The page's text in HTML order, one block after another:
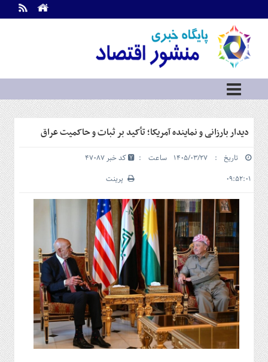
اطلاعات
تماس
ما
درباره
ما
سرویس
ها
بازار
سرمایه
و
بورس
مسکن
و
شهری
گاز
و
پتروشیمی
صنعت
و
خودرو
دیدار بارزانی و نماینده آمریکا؛ تأکید بر ثبات و حاکمیت عراق
تاریخ : ۱۴۰۵/۰۳/۲۷ ساعت :
۰۹:۵۲:۰۱
کد خبر 47087
پرینت